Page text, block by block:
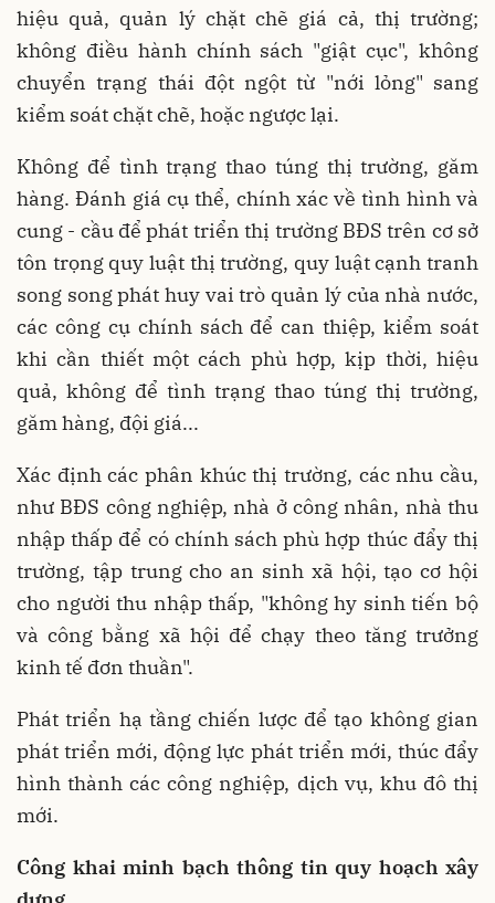
hiệu quả, quản lý chặt chẽ giá cả, thị trường;
không điều hành chính sách "giật cục", không
chuyển trạng thái đột ngột từ "nới lỏng" sang
kiểm soát chặt chẽ, hoặc ngược lại.
Không để tình trạng thao túng thị trường, găm
hàng. Đánh giá cụ thể, chính xác về tình hình và
cung - cầu để phát triển thị trường BĐS trên cơ sở
tôn trọng quy luật thị trường, quy luật cạnh tranh
song song phát huy vai trò quản lý của nhà nước,
các công cụ chính sách để can thiệp, kiểm soát
khi cần thiết một cách phù hợp, kịp thời, hiệu
quả, không để tình trạng thao túng thị trường,
găm hàng, đội giá...
Xác định các phân khúc thị trường, các nhu cầu,
như BĐS công nghiệp, nhà ở công nhân, nhà thu
nhập thấp để có chính sách phù hợp thúc đẩy thị
trường, tập trung cho an sinh xã hội, tạo cơ hội
cho người thu nhập thấp, "không hy sinh tiến bộ
và công bằng xã hội để chạy theo tăng trưởng
kinh tế đơn thuần".
Phát triển hạ tầng chiến lược để tạo không gian
phát triển mới, động lực phát triển mới, thúc đẩy
hình thành các công nghiệp, dịch vụ, khu đô thị
mới.
Công khai minh bạch thông tin quy hoạch xây